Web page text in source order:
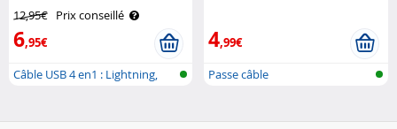
12,95€ Prix conseillé
6,95€
Câble USB 4 en1 : Lightning,
4,99€
Passe câble